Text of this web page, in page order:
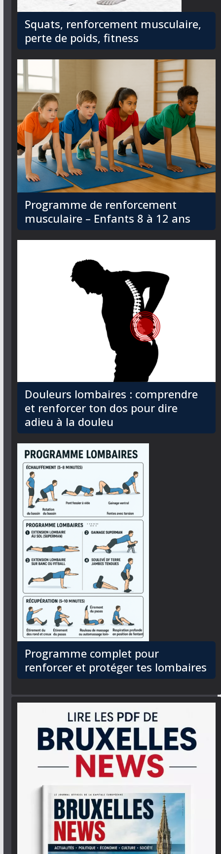
Squats, renforcement musculaire,
perte de poids, fitness
Programme de renforcement
musculaire – Enfants 8 à 12 ans
Douleurs lombaires : comprendre
et renforcer ton dos pour dire
adieu à la douleu
Programme complet pour
renforcer et protéger tes lombaires